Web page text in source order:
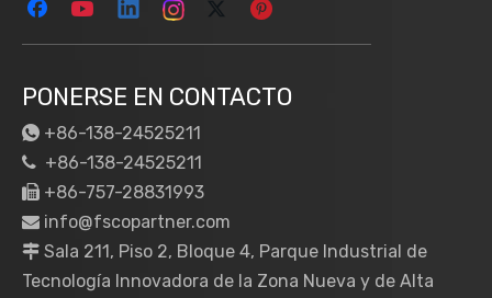
PONERSE EN CONTACTO
 +86-138-24525211
 +86-138-24525211
 +86-757-28831993
 info@fscopartner.com
 Sala 211, Piso 2, Bloque 4, Parque Industrial de
Tecnología Innovadora de la Zona Nueva y de Alta